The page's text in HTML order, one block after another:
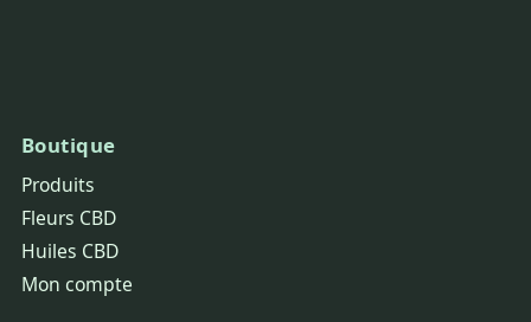
Boutique
Produits
Fleurs CBD
Huiles CBD
Mon compte